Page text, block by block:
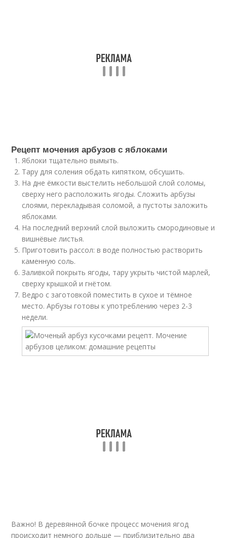
Рецепт мочения арбузов с яблоками
Яблоки тщательно вымыть.
Тару для соления обдать кипятком, обсушить.
На дне ёмкости выстелить небольшой слой соломы,
сверху него расположить ягоды. Сложить арбузы
слоями, перекладывая соломой, а пустоты заложить
яблоками.
На последний верхний слой выложить смородиновые и
вишнёвые листья.
Приготовить рассол: в воде полностью растворить
каменную соль.
Заливкой покрыть ягоды, тару укрыть чистой марлей,
сверху крышкой и гнётом.
Ведро с заготовкой поместить в сухое и тёмное
место. Арбузы готовы к употреблению через 2-3
недели.
Важно! В деревянной бочке процесс мочения ягод
происходит немного дольше — приблизительно два